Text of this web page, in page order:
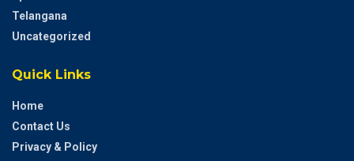
Telangana
Uncategorized
Quick Links
Home
Contact Us
Privacy & Policy